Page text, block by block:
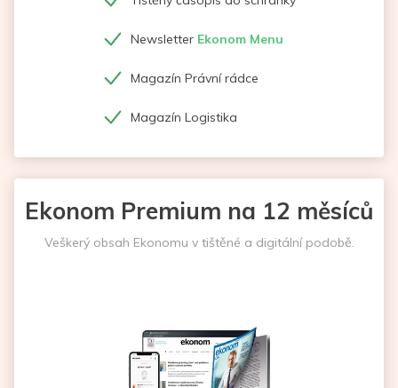
Newsletter Ekonom Menu
Magazín Právní rádce
Magazín Logistika
Ekonom Premium na 12 měsíců
Veškerý obsah Ekonomu v tištěné a digitální podobě.